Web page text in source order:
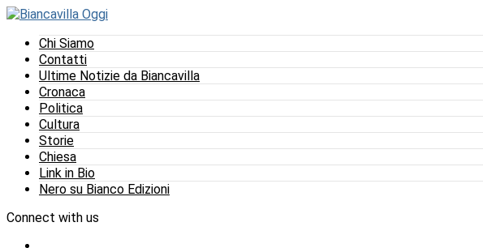
Chi Siamo
Contatti
Ultime Notizie da Biancavilla
Cronaca
Politica
Cultura
Storie
Chiesa
Link in Bio
Nero su Bianco Edizioni
Connect with us